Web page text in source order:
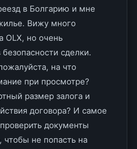
в Болгарию и мне
Вижу много
OLX, но очень
сделки.
на что
при просмотре?
размер залога и
договора? И самое
документы
чтобы не попасть на